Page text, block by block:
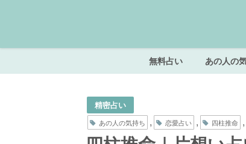
無料占い あの人の
精密占い
あの人の気持ち , 恋愛占い , 四柱推命 ,